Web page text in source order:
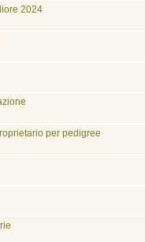
2024
per pedigree